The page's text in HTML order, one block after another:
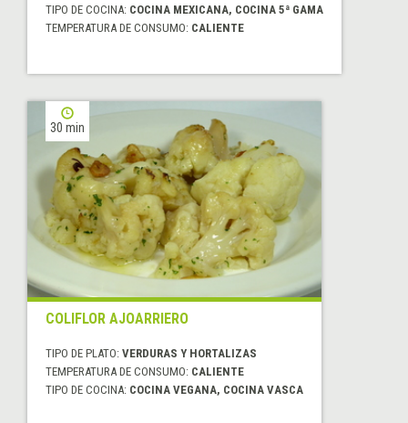
TIPO DE COCINA: COCINA MEXICANA, COCINA 5ª GAMA
TEMPERATURA DE CONSUMO: CALIENTE
30 min
COLIFLOR AJOARRIERO
TIPO DE PLATO: VERDURAS Y HORTALIZAS
TEMPERATURA DE CONSUMO: CALIENTE
TIPO DE COCINA: COCINA VEGANA, COCINA VASCA